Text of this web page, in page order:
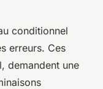
conditionnel
erreurs. Ces
demandent une